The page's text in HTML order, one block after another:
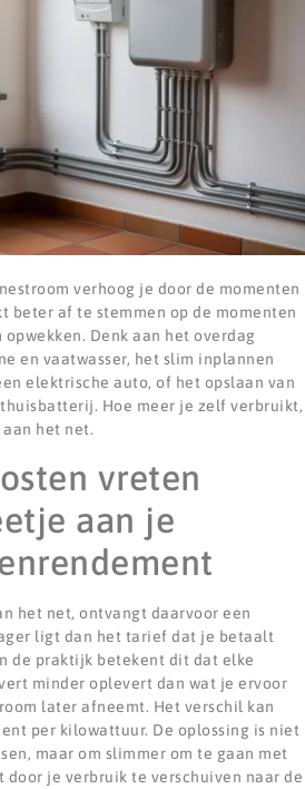
verhoog je door de momenten
beter af te stemmen op de momenten
Denk aan het overdag
en vaatwasser, het slim inplannen
elektrische auto, of het opslaan van
Hoe meer je zelf verbruikt,
het net.
vreten
aan je
het net, ontvangt daarvoor een
ligt dan het tarief dat je betaalt
de praktijk betekent dit dat elke
minder oplevert dan wat je ervoor
later afneemt. Het verschil kan
per kilowattuur. De oplossing is niet
maar om slimmer om te gaan met
door je verbruik te verschuiven naar de